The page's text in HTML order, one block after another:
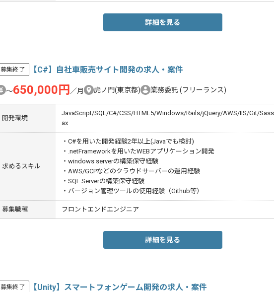
詳細を見る
募集終了 【C#】自社車販売サイト開発の求人・案件
〜650,000円 ／月 虎ノ門(東京都) 業務委託 (フリーランス)
開発環境
JavaScript/SQL/C#/CSS/HTML5/Windows/Rails/jQuery/AWS/IIS/Git/
ax
求めるスキル
・C#を用いた開発経験2年以上(Javaでも検討)
・.netFrameworkを用いたWEBアプリケーション開発
・windows serverの構築保守経験
・AWS/GCPなどのクラウドサーバーの運用経験
・SQL Serverの構築保守経験
・バージョン管理ツールの使用経験（Github等）
募集職種 フロントエンドエンジニア
詳細を見る
募集終了 【Unity】スマートフォンゲーム開発の求人・案件